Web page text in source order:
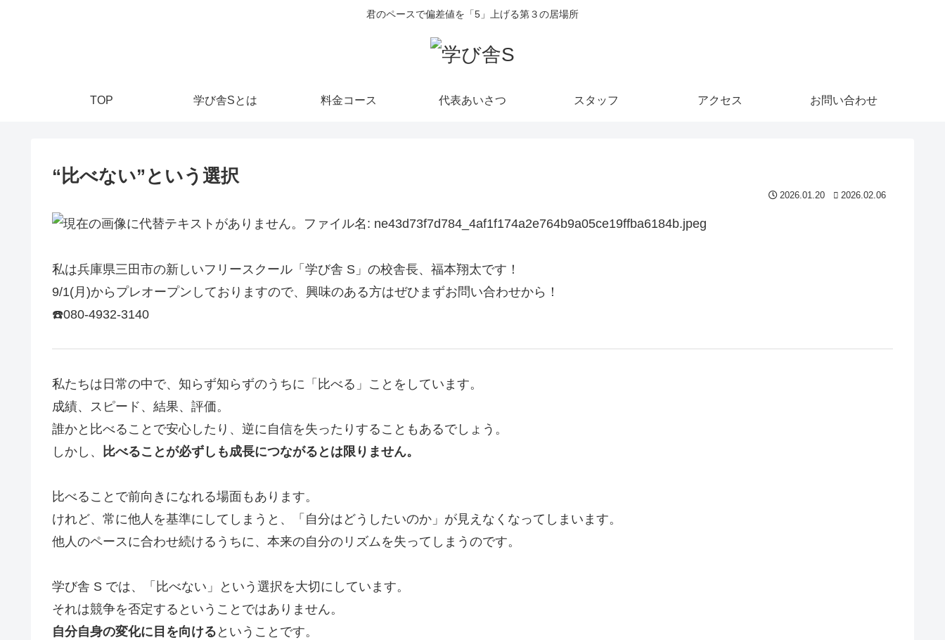
君のペースで偏差値を「5」上げる第３の居場所
TOP 学び舎Sとは 料金コース 代表あいさつ スタッフ アクセス お問い合わせ
“比べない”という選択
2026.01.20 2026.02.06
私は兵庫県三田市の新しいフリースクール「学び舎 S」の校舎長、福本翔太です！
9/1(月)からプレオープンしておりますので、興味のある方はぜひまずお問い合わせから！
☎️080-4932-3140
私たちは日常の中で、知らず知らずのうちに「比べる」ことをしています。
成績、スピード、結果、評価。
誰かと比べることで安心したり、逆に自信を失ったりすることもあるでしょう。
しかし、
比べることが必ずしも成長につながるとは限りません。
比べることで前向きになれる場面もあります。
けれど、常に他人を基準にしてしまうと、「自分はどうしたいのか」が見えなくなってしまいます。
他人のペースに合わせ続けるうちに、本来の自分のリズムを失ってしまうのです。
学び舎 S では、「比べない」という選択を大切にしています。
それは競争を否定するということではありません。
自分自身の変化に目を向ける ということです。